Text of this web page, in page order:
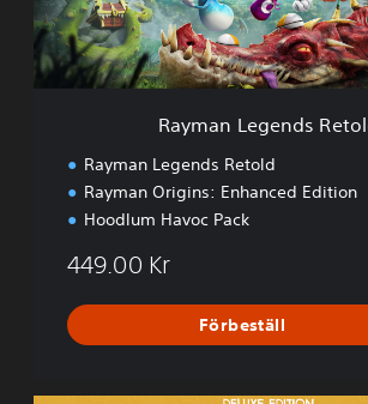
g
e
n
d
Rayman Legends
Rayman Legends Retold
Rayman Origins: Enhanced Edition
Hoodlum Havoc Pack
449.00 Kr
Förbeställ